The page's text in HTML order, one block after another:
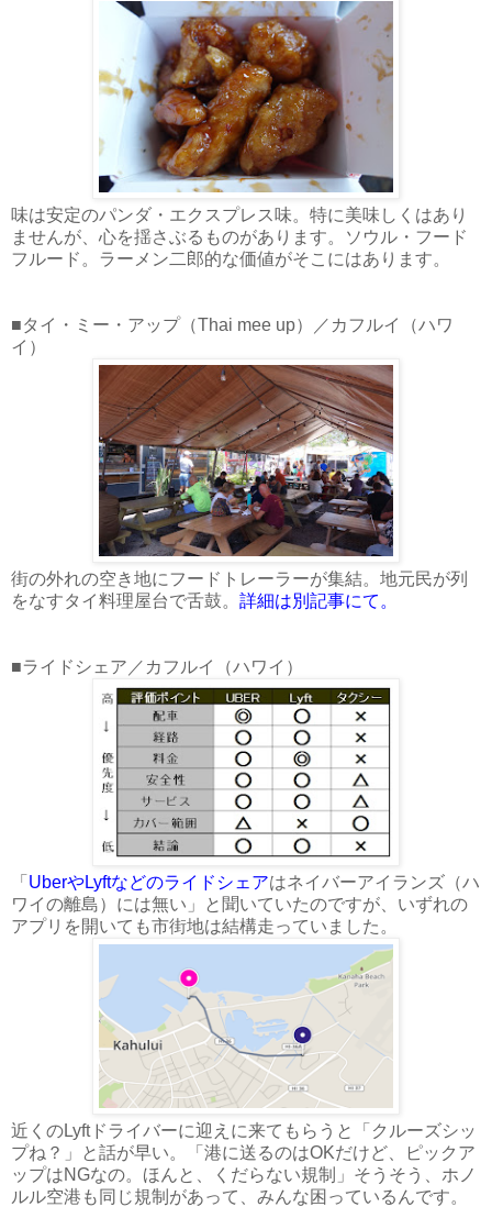
味は安定のパンダ・エクスプレス味。特に美味しくはあり
ませんが、心を揺さぶるものがあります。ソウル・フード
フルード。ラーメン二郎的な価値がそこにはあります。
■タイ・ミー・アップ（Thai mee up）／カフルイ（ハワ
イ）
街の外れの空き地にフードトレーラーが集結。地元民が列
をなすタイ料理屋台で舌鼓。 詳細は別記事にて。
■ライドシェア／カフルイ（ハワイ）
「 UberやLyftなどのライドシェアはネイバーアイランズ（ハ
ワイの離島）には無い」と聞いていたのですが、いずれの
アプリを開いても市街地は結構走っていました。
近くのLyftドライバーに迎えに来てもらうと「クルーズシッ
プね？」と話が早い。「港に送るのはOKだけど、ピックア
ップはNGなの。ほんと、くだらない規制」そうそう、ホノ
ルル空港も同じ規制があって、みんな困っているんです。